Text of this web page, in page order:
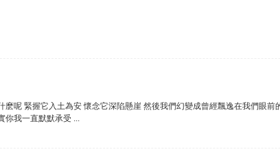
呢 緊握它入土為安 懷念它深陷懸崖 然後我們幻變成曾經飄逸在我們眼前
你我一直默默承受 ...